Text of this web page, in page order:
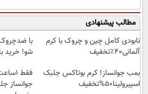
مطالب پیشنهادی
نابودی کامل چین و چروک با کرم
آلمانی۴۰٪تخفیف
با
شو! خرید
بمب جوانساز! کرم بوتاکس جلبک
اسپیرولینا50%تخفیف